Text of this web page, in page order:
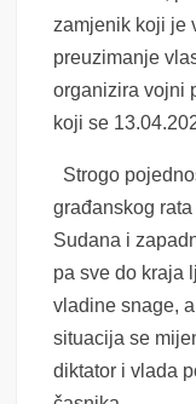
zamjenik koji je
preuzimanje
organizira vojni
koji se
Strogo
građanskog
Sudana i
pa sve do kraja
vladine snage,
situacija se
diktator i vlada